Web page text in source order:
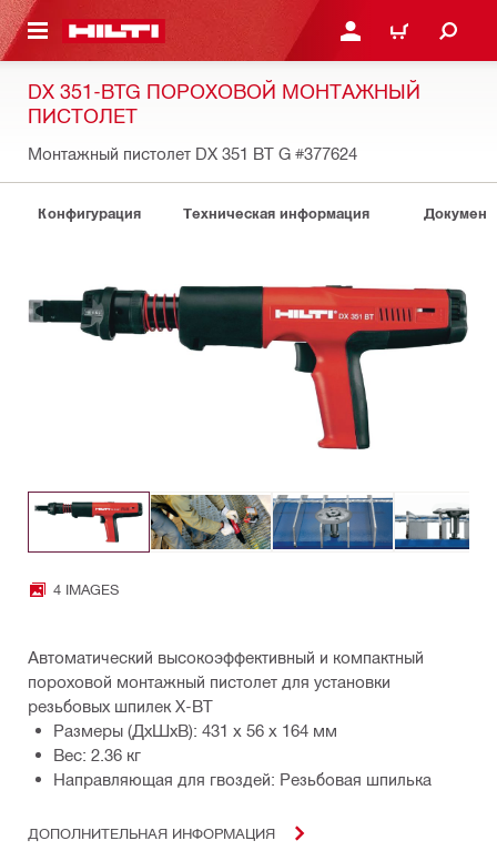
КОНТЕНТУ ВОЙДИТЕ В СВОЮ
КОРЗИНА
DX 351-BTG ПОРОХОВОЙ МОНТАЖНЫЙ
ПИСТОЛЕТ
Монтажный пистолет DX 351 BT G #377624
Конфигурация Техническая информация
4 IMAGES
Автоматический высокоэффективный и компактный
пороховой монтажный пистолет для установки
резьбовых шпилек X-BT
Размеры (ДхШхВ): 431 x 56 x 164 мм
Вес: 2.36 кг
Направляющая для гвоздей: Резьбовая шпилька
ДОПОЛНИТЕЛЬНАЯ ИНФОРМАЦИЯ